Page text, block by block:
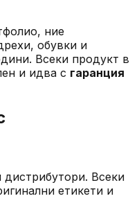
ние
обувки и
Всеки продукт в
и идва с гаранция
Всеки
етикети и